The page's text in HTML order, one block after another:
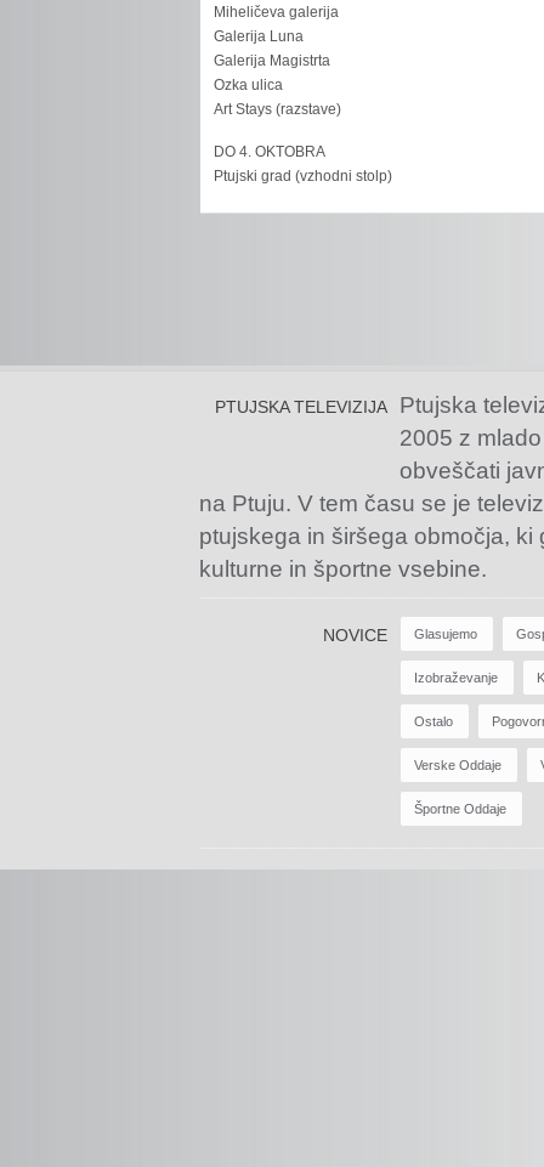
Miheličeva galerija
Galerija Luna
Galerija Magistrta
Ozka ulica
Art Stays (razstave)
DO 4. OKTOBRA
Ptujski grad (vzhodni stolp)
PTUJSKA TELEVIZIJA
Ptujska
2005 z
obveščati
na Ptuju. V tem času se je
ptujskega in širšega območja,
kulturne in športne vsebine.
NOVICE Glasujemo
Izobraževanje
Ostalo
Verske Oddaje
Športne Oddaje